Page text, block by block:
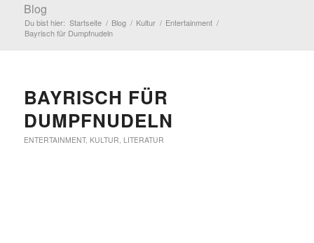
Blog
Du bist hier: Startseite / Blog / Kultur / Entertainment /
Bayrisch für Dumpfnudeln
BAYRISCH FÜR
DUMPFNUDELN
ENTERTAINMENT, KULTUR, LITERATUR